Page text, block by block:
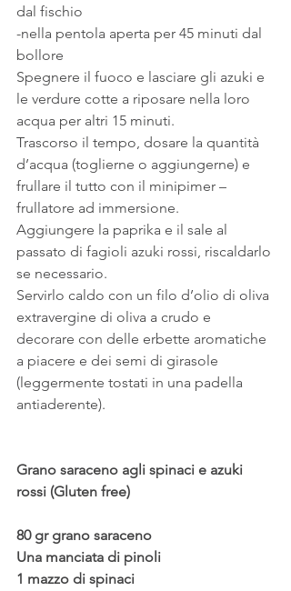
dal fischio
-nella pentola aperta per 45 minuti dal
bollore
Spegnere il fuoco e lasciare gli azuki e
le verdure cotte a riposare nella loro
acqua per altri 15 minuti.
Trascorso il tempo, dosare la quantità
d’acqua (toglierne o aggiungerne) e
frullare il tutto con il minipimer –
frullatore ad immersione.
Aggiungere la paprika e il sale al
passato di fagioli azuki rossi, riscaldarlo
se necessario.
Servirlo caldo con un filo d’olio di oliva
extravergine di oliva a crudo e
decorare con delle erbette aromatiche
a piacere e dei semi di girasole
(leggermente tostati in una padella
antiaderente).
Grano saraceno agli spinaci e azuki
rossi (Gluten free)
80 gr grano saraceno
Una manciata di pinoli
1 mazzo di spinaci